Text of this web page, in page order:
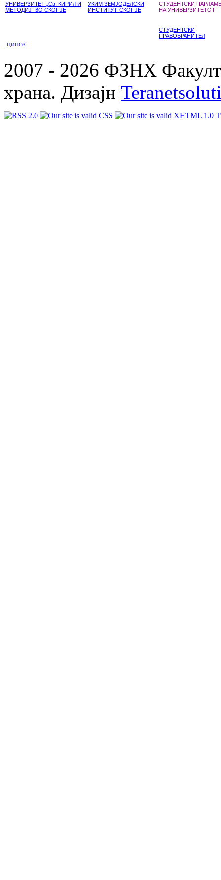
УНИВЕРЗИТЕТ „Св. КИРИЛ И
МЕТОДИЈ“ ВО СКОПЈЕ
УКИМ ЗЕМЈОДЕЛСКИ
ИНСТИТУТ-СКОПЈЕ
СТУДЕНТСКИ
НА УНИВЕРЗИТЕТОТ
СТУДЕНТСКИ
ПРАВОБРАНИТЕЛ
ЦИПОЗ
2007 - 2026 ФЗНХ
храна. Дизајн